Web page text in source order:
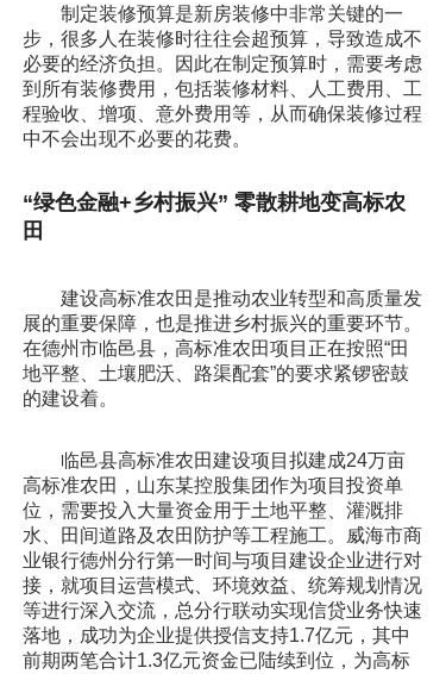
制定装修预算是新房装修中非常关键的一
步，很多人在装修时往往会超预算，导致造成不
必要的经济负担。因此在制定预算时，需要考虑
到所有装修费用，包括装修材料、人工费用、工
程验收、增项、意外费用等，从而确保装修过程
中不会出现不必要的花费。
“绿色金融+乡村振兴” 零散耕地变高标农
田
建设高标准农田是推动农业转型和高质量发
展的重要保障，也是推进乡村振兴的重要环节。
在德州市临邑县，高标准农田项目正在按照“田
地平整、土壤肥沃、路渠配套”的要求紧锣密鼓
的建设着。
临邑县高标准农田建设项目拟建成24万亩
高标准农田，山东某控股集团作为项目投资单
位，需要投入大量资金用于土地平整、灌溉排
水、田间道路及农田防护等工程施工。威海市商
业银行德州分行第一时间与项目建设企业进行对
接，就项目运营模式、环境效益、统筹规划情况
等进行深入交流，总分行联动实现信贷业务快速
落地，成功为企业提供授信支持1.7亿元，其中
前期两笔合计1.3亿元资金已陆续到位，为高标